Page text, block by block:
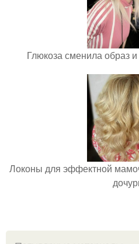
Глюкоза сменила образ
Локоны для эффектной